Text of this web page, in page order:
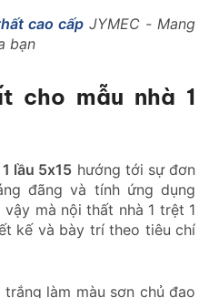
cao cấp JYMEC - Mang
bạn
cho mẫu nhà 1
lầu 5x15 hướng tới sự đơn
đãng và tính ứng dụng
mà nội thất nhà 1 trệt 1
kế và bày trí theo tiêu chí
làm màu sơn chủ đạo